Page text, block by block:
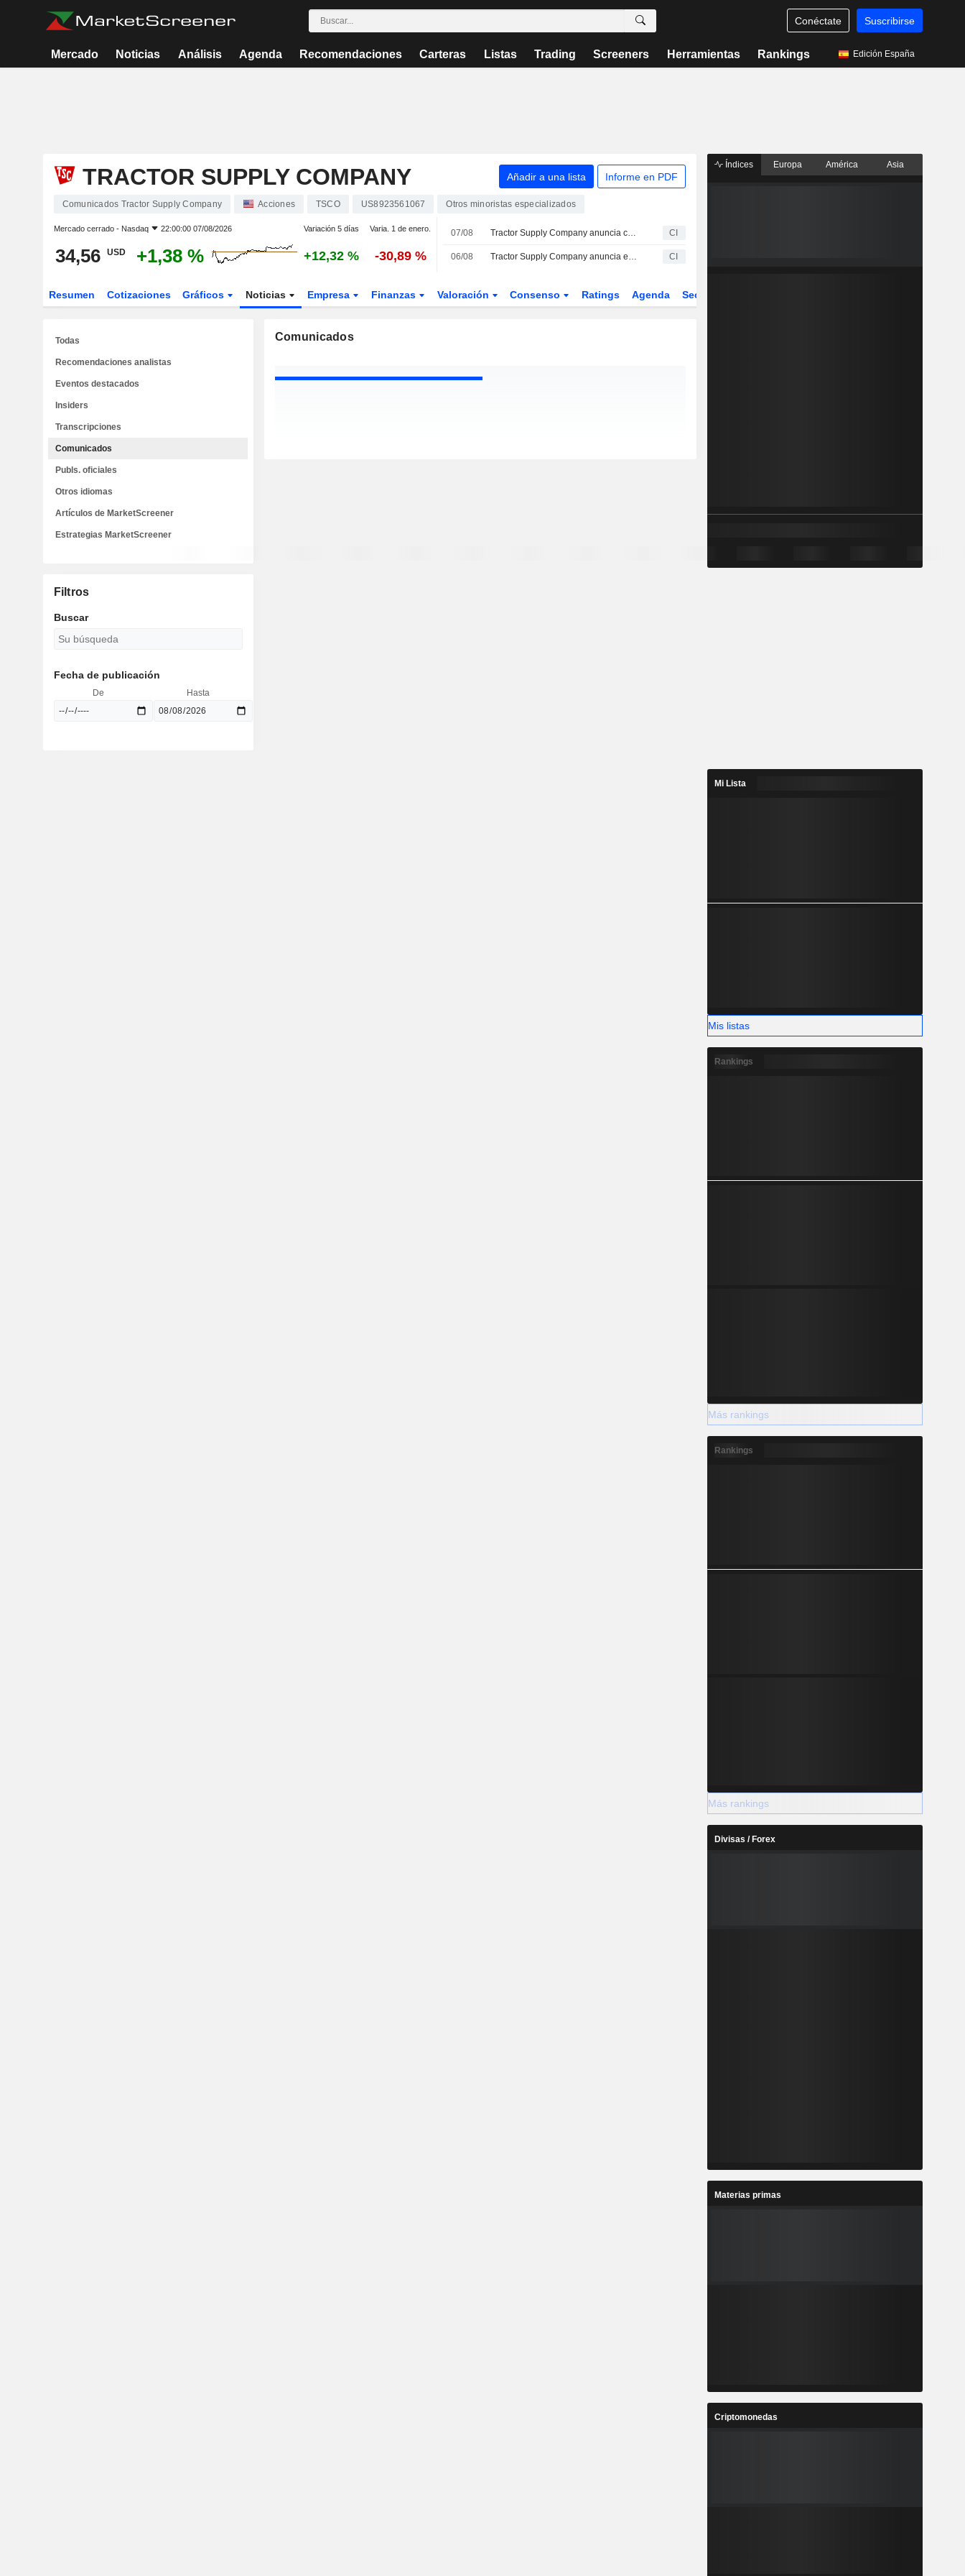
Conéctate Suscribirse
Mercado Noticias Análisis Agenda Recomendaciones Carteras Listas Trading Screeners Herramientas Rankings Edición España
TRACTOR SUPPLY COMPANY Añadir a una lista Informe en PDF
Comunicados Tractor Supply Company Acciones TSCO US8923561067 Otros minoristas especializados
Mercado cerrado - Nasdaq 22:00:00 07/08/2026 Variación 5 días Varia. 1 de enero.
34,56 USD +1,38 % +12,32 % -30,89 %
07/08 Tractor Supply Company anuncia cambios en su cúpula directiva CI
06/08 Tractor Supply Company anuncia el pago de su dividendo trimestral el 8 de septiembre de 2026 CI
Resumen Cotizaciones Gráficos Noticias Empresa Finanzas Valoración Consenso Ratings Agenda Sector
Comunicados
Todas
Recomendaciones analistas
Eventos destacados
Insiders
Transcripciones
Comunicados
Publs. oficiales
Otros idiomas
Artículos de MarketScreener
Estrategias MarketScreener
Filtros
Buscar
Fecha de publicación
De Hasta
Índices Europa América Asia
Mi Lista
Mis listas
Rankings
Más rankings
Rankings
Más rankings
Divisas / Forex
Materias primas
Criptomonedas